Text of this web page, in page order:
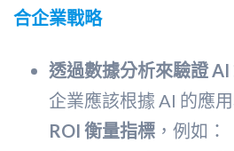
合企業戰略
透過數據分析來驗證
企業應該根據 AI 的應
ROI 衡量指標 ，例如：